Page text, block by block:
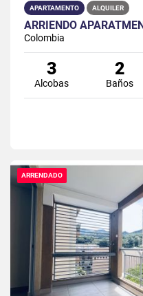
APARTAMENTO ALQUILER
ARRIENDO
Colombia
3
Alcobas
2
Baños
ARRENDADO